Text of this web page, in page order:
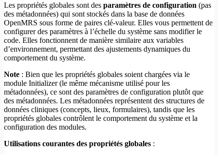
Les propriétés globales sont des paramètres de configuration (pas
des métadonnées) qui sont stockés dans la base de données
OpenMRS sous forme de paires clé-valeur. Elles vous permettent de
configurer des paramètres à l’échelle du système sans modifier le
code. Elles fonctionnent de manière similaire aux variables
d’environnement, permettant des ajustements dynamiques du
comportement du système.
Note : Bien que les propriétés globales soient chargées via le
module Initializer (le même mécanisme utilisé pour les
métadonnées), ce sont des paramètres de configuration plutôt que
des métadonnées. Les métadonnées représentent des structures de
données cliniques (concepts, lieux, formulaires), tandis que les
propriétés globales contrôlent le comportement du système et la
configuration des modules.
Utilisations courantes des propriétés globales :